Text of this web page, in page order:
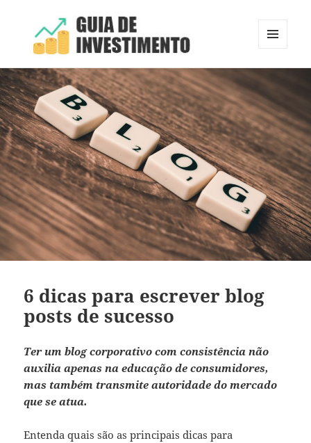
Guia de Investimento
E
6 dicas para escrever blog
posts de sucesso
Ter um blog corporativo com consistência não
auxilia apenas na educação de consumidores,
mas também transmite autoridade do mercado
que se atua.
Entenda quais são as principais dicas para